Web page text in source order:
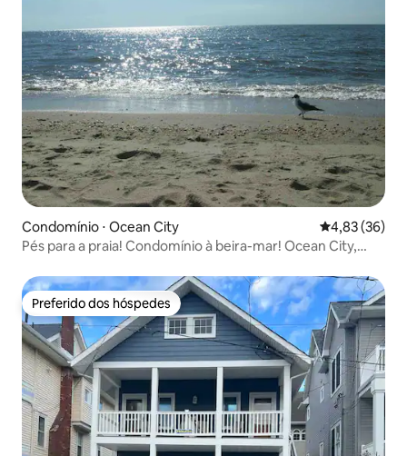
Condomínio ⋅ Ocean City 4,83 de uma
4,83 (36)
Pés para a praia! Condomínio à beira-mar! Ocean City,
Preferido dos hóspedes
Preferido dos hóspedes